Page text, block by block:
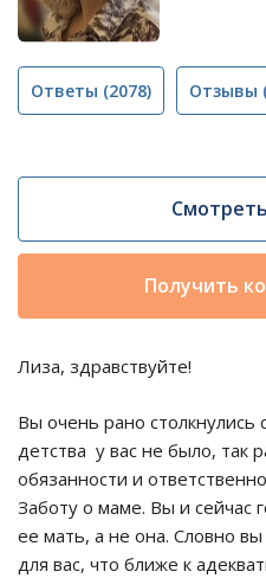
Ответы (2078) Отзывы
Получить
Лиза, здравствуйте!
Вы очень рано
детства у вас не было, так
обязанности и
Заботу о маме. Вы и сейчас
ее мать, а не она. Словно
для вас, что ближе к